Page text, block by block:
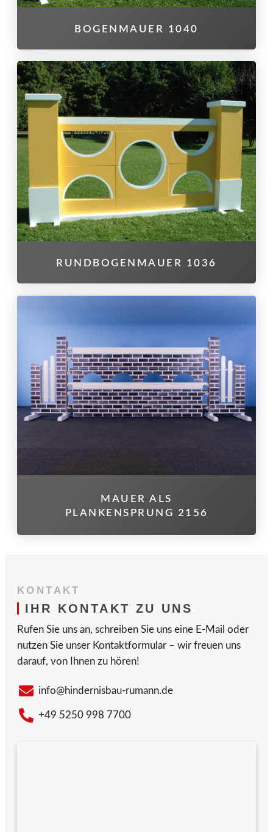
BOGENMAUER 1040
RUNDBOGENMAUER 1036
MAUER ALS
PLANKENSPRUNG 2156
KONTAKT
IHR KONTAKT ZU UNS
Rufen Sie uns an, schreiben Sie uns eine E-Mail oder
nutzen Sie unser Kontaktformular – wir freuen uns
darauf, von Ihnen zu hören!
info@hindernisbau-rumann.de
+49 5250 998 7700